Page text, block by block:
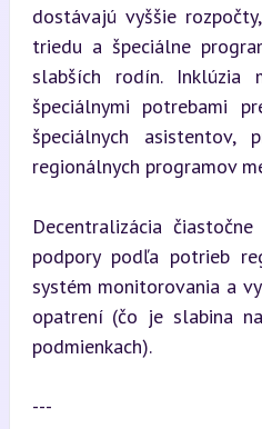
dostávajú vyššie
triedu a špeciálne
slabších rodín. Inklúzia
špeciálnymi potrebami
špeciálnych asistentov,
regionálnych programov
Decentralizácia
podpory podľa potrieb
systém monitorovania a
opatrení (čo je slabina
podmienkach).
---